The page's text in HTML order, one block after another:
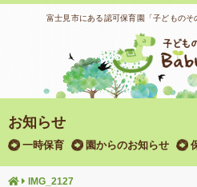
富士見市にある認可保育園「子どもの
お知らせ
一時保育 園からのお知らせ
IMG_2127